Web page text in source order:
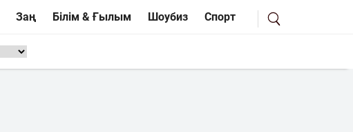
Заң Білім & Ғылым Шоубиз Спорт